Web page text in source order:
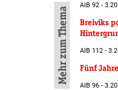
Mehr zum Thema
AIB 92 -
Breiviks
AIB 112 -
Fünf
AIB 96 -